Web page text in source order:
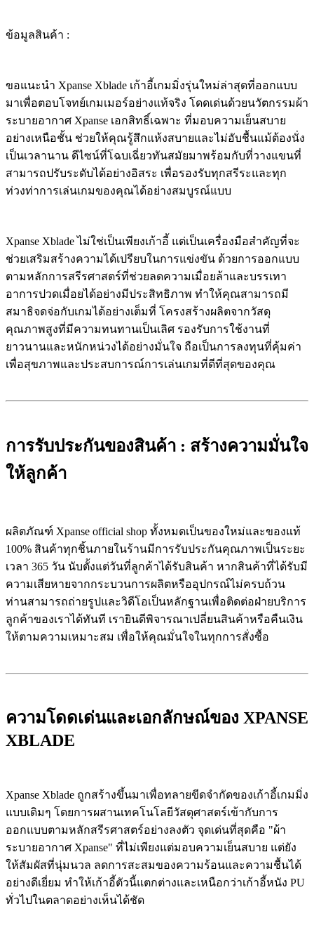
ข้อมูลสินค้า :
ขอแนะนำ Xpanse Xblade เก้าอี้เกมมิ่งรุ่นใหม่ล่าสุดที่ออกแบบ
มาเพื่อตอบโจทย์เกมเมอร์อย่างแท้จริง โดดเด่นด้วยนวัตกรรมผ้า
ระบายอากาศ Xpanse เอกสิทธิ์เฉพาะ ที่มอบความเย็นสบาย
อย่างเหนือชั้น ช่วยให้คุณรู้สึกแห้งสบายและไม่อับชื้นแม้ต้องนั่ง
เป็นเวลานาน ดีไซน์ที่โฉบเฉี่ยวทันสมัยมาพร้อมกับที่วางแขนที่
สามารถปรับระดับได้อย่างอิสระ เพื่อรองรับทุกสรีระและทุก
ท่วงท่าการเล่นเกมของคุณได้อย่างสมบูรณ์แบบ
Xpanse Xblade ไม่ใช่เป็นเพียงเก้าอี้ แต่เป็นเครื่องมือสำคัญที่จะ
ช่วยเสริมสร้างความได้เปรียบในการแข่งขัน ด้วยการออกแบบ
ตามหลักการสรีรศาสตร์ที่ช่วยลดความเมื่อยล้าและบรรเทา
อาการปวดเมื่อยได้อย่างมีประสิทธิภาพ ทำให้คุณสามารถมี
สมาธิจดจ่อกับเกมได้อย่างเต็มที่ โครงสร้างผลิตจากวัสดุ
คุณภาพสูงที่มีความทนทานเป็นเลิศ รองรับการใช้งานที่
ยาวนานและหนักหน่วงได้อย่างมั่นใจ ถือเป็นการลงทุนที่คุ้มค่า
เพื่อสุขภาพและประสบการณ์การเล่นเกมที่ดีที่สุดของคุณ
การรับประกันของสินค้า : สร้างความมั่นใจ
ให้ลูกค้า
ผลิตภัณฑ์ Xpanse official shop ทั้งหมดเป็นของใหม่และของแท้
100% สินค้าทุกชิ้นภายในร้านมีการรับประกันคุณภาพเป็นระยะ
เวลา 365 วัน นับตั้งแต่วันที่ลูกค้าได้รับสินค้า หากสินค้าที่ได้รับมี
ความเสียหายจากกระบวนการผลิตหรืออุปกรณ์ไม่ครบถ้วน
ท่านสามารถถ่ายรูปและวิดีโอเป็นหลักฐานเพื่อติดต่อฝ่ายบริการ
ลูกค้าของเราได้ทันที เรายินดีพิจารณาเปลี่ยนสินค้าหรือคืนเงิน
ให้ตามความเหมาะสม เพื่อให้คุณมั่นใจในทุกการสั่งซื้อ
ความโดดเด่นและเอกลักษณ์ของ XPANSE
XBLADE
Xpanse Xblade ถูกสร้างขึ้นมาเพื่อทลายขีดจำกัดของเก้าอี้เกมมิ่ง
แบบเดิมๆ โดยการผสานเทคโนโลยีวัสดุศาสตร์เข้ากับการ
ออกแบบตามหลักสรีรศาสตร์อย่างลงตัว จุดเด่นที่สุดคือ "ผ้า
ระบายอากาศ Xpanse" ที่ไม่เพียงแต่มอบความเย็นสบาย แต่ยัง
ให้สัมผัสที่นุ่มนวล ลดการสะสมของความร้อนและความชื้นได้
อย่างดีเยี่ยม ทำให้เก้าอี้ตัวนี้แตกต่างและเหนือกว่าเก้าอี้หนัง PU
ทั่วไปในตลาดอย่างเห็นได้ชัด